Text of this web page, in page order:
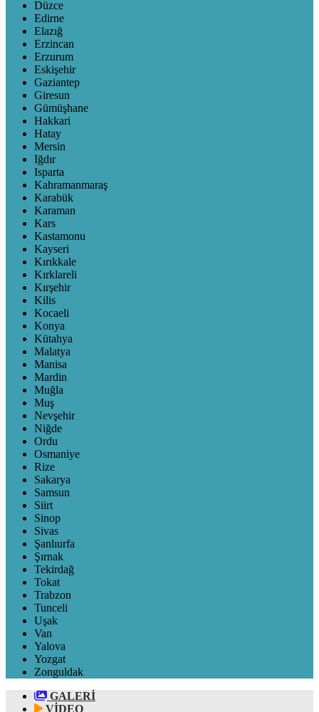
Düzce
Edirne
Elazığ
Erzincan
Erzurum
Eskişehir
Gaziantep
Giresun
Gümüşhane
Hakkari
Hatay
Mersin
Iğdır
Isparta
Kahramanmaraş
Karabük
Karaman
Kars
Kastamonu
Kayseri
Kırıkkale
Kırklareli
Kırşehir
Kilis
Kocaeli
Konya
Kütahya
Malatya
Manisa
Mardin
Muğla
Muş
Nevşehir
Niğde
Ordu
Osmaniye
Rize
Sakarya
Samsun
Siirt
Sinop
Sivas
Şanlıurfa
Şırnak
Tekirdağ
Tokat
Trabzon
Tunceli
Uşak
Van
Yalova
Yozgat
Zonguldak
GALERİ
VİDEO